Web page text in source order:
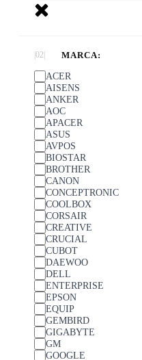
MARCA:
ACER
AISENS
ANKER
AOC
APACER
ASUS
AVPOS
BIOSTAR
BROTHER
CANON
CONCEPTRONIC
COOLBOX
CORSAIR
CREATIVE
CRUCIAL
CUBOT
DAEWOO
DELL
ENTERPRISE
EPSON
EQUIP
GEMBIRD
GIGABYTE
GM
GOOGLE